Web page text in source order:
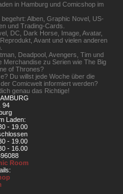
in Hamburg und Comicshop im
Alben, Graphic Novel, US-
und Trading-Cards.
DC, Dark Horse, Image, Avatar,
Avant und vielen anderen
Deadpool, Avengers, Tim und
zu Serien wie The Big
of Thrones?
Du willst jede Woche über die
Comicwelt informiert werden?
genau das Richtige!
94
Laden:
- 19.00
- 19.00
- 16.00
Room